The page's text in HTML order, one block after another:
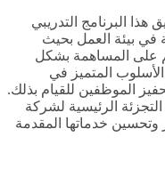
البرنامج التدريبي
في بيئة العمل بحيث
على المساهمة بشكل
المتميز في
الموظفين للقيام بذلك.
الرئيسية لشركة
خدماتها المقدمة